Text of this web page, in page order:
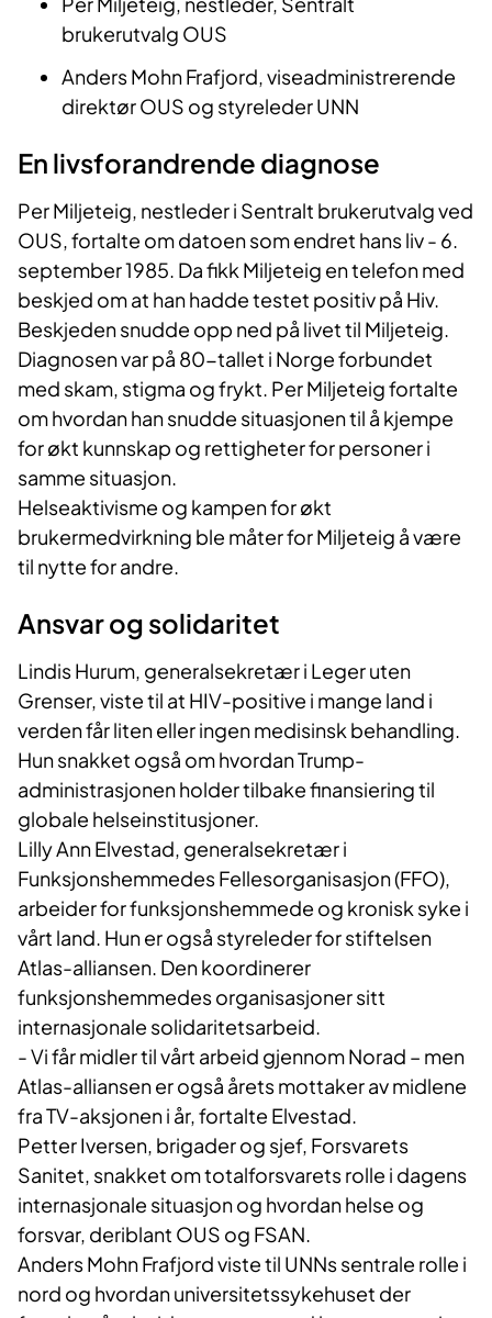
brukerutvalg OUS ​
Anders Mohn Frafjord, viseadministrerende
direktør OUS og styreleder UNN
En livsforandrende diagnose
Per Miljeteig, nestleder i Sentralt brukerutvalg ved
OUS, fortalte om datoen som endret hans liv - 6.
september 1985. Da fikk Miljeteig en telefon med
beskjed om at han hadde testet positiv på Hiv.
Beskjeden snudde opp ned på livet til Miljeteig.
Diagnosen var på 80-tallet i Norge forbundet
med skam, stigma og frykt. Per Miljeteig fortalte
om hvordan han snudde situasjonen til å kjempe
for økt kunnskap og rettigheter for personer i
samme situasjon.
Helseaktivisme og kampen for økt
brukermedvirkning ble måter for Miljeteig å være
til nytte for andre.
Ansvar og solidaritet
Lindis Hurum, generalsekretær i Leger uten
Grenser, viste til at HIV-positive i mange land i
verden får liten eller ingen medisinsk behandling.
Hun snakket også om hvordan Trump-
administrasjonen holder tilbake finansiering til
globale helseinstitusjoner.
Lilly Ann Elvestad, generalsekretær i
Funksjonshemmedes Fellesorganisasjon (FFO),
arbeider for funksjonshemmede og kronisk syke i
vårt land. Hun er også styreleder for stiftelsen
Atlas-alliansen. Den koordinerer
funksjonshemmedes organisasjoner sitt
internasjonale solidaritetsarbeid.
- Vi får midler til vårt arbeid gjennom Norad – men
Atlas-alliansen er også årets mottaker av midlene
fra TV-aksjonen i år, fortalte Elvestad.
Petter Iversen, brigader og sjef, Forsvarets
Sanitet, snakket om totalforsvarets rolle i dagens
internasjonale situasjon og hvordan helse og
forsvar, deriblant OUS og FSAN.
Anders Mohn Frafjord viste til UNNs sentrale rolle i
nord og hvordan universitetssykehuset der